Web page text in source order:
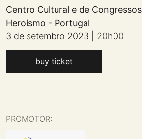
Centro Cultural e de Congressos
Heroísmo - Portugal
3 de setembro 2023 | 20h00
buy ticket
PROMOTOR: